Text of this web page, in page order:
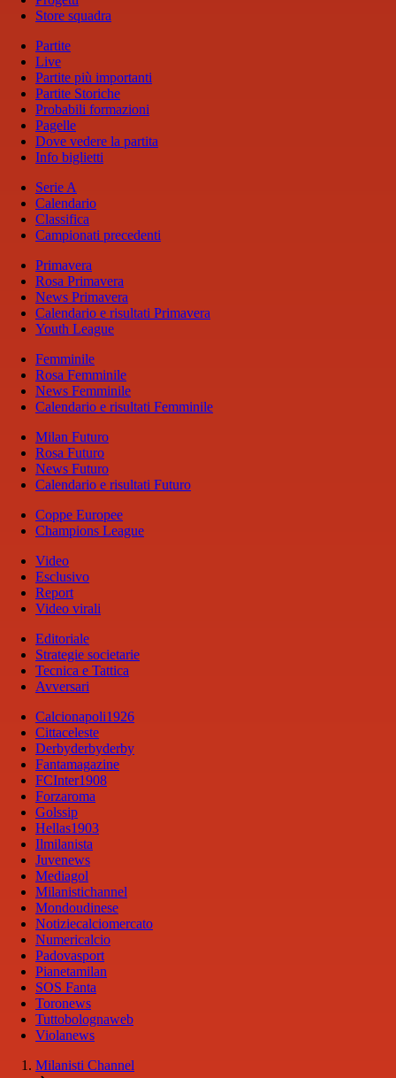
Store squadra
Partite
Live
Partite più importanti
Partite Storiche
Probabili formazioni
Pagelle
Dove vedere la partita
Info biglietti
Serie A
Calendario
Classifica
Campionati precedenti
Primavera
Rosa Primavera
News Primavera
Calendario e risultati Primavera
Youth League
Femminile
Rosa Femminile
News Femminile
Calendario e risultati Femminile
Milan Futuro
Rosa Futuro
News Futuro
Calendario e risultati Futuro
Coppe Europee
Champions League
Video
Esclusivo
Report
Video virali
Editoriale
Strategie societarie
Tecnica e Tattica
Avversari
Calcionapoli1926
Cittaceleste
Derbyderbyderby
Fantamagazine
FCInter1908
Forzaroma
Golssip
Hellas1903
Ilmilanista
Juvenews
Mediagol
Milanistichannel
Mondoudinese
Notiziecalciomercato
Numericalcio
Padovasport
Pianetamilan
SOS Fanta
Toronews
Tuttobolognaweb
Violanews
Milanisti Channel